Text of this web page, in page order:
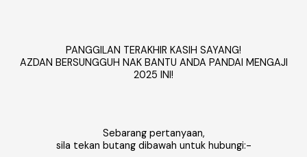
PANGGILAN TERAKHIR KASIH SAYANG!
AZDAN BERSUNGGUH NAK BANTU ANDA PANDAI MENGAJI
2025 INI!
Sebarang pertanyaan,
sila tekan butang dibawah untuk hubungi:-